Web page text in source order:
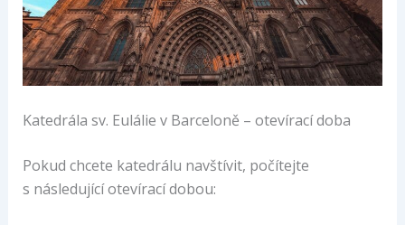
Katedrála sv. Eulálie v Barceloně – otevírací doba
Pokud chcete katedrálu navštívit, počítejte
s následující otevírací dobou: